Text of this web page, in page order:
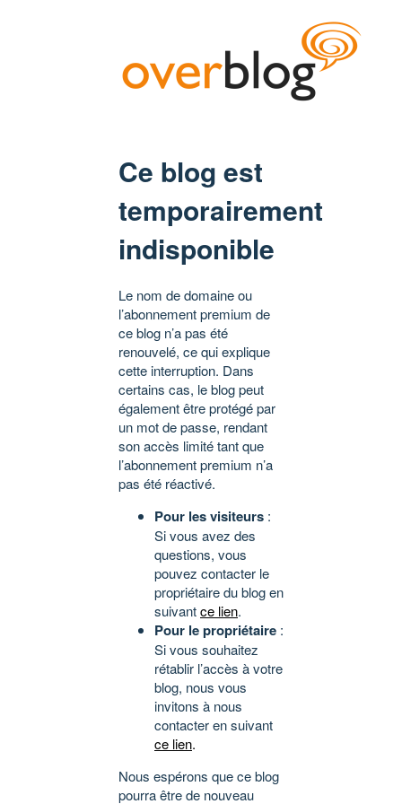
Ce blog est
temporairement
indisponible
Le nom de domaine ou
l’abonnement premium de
ce blog n’a pas été
renouvelé, ce qui explique
cette interruption. Dans
certains cas, le blog peut
également être protégé par
un mot de passe, rendant
son accès limité tant que
l’abonnement premium n’a
pas été réactivé.
Pour les visiteurs :
Si vous avez des
questions, vous
pouvez contacter le
propriétaire du blog en
suivantce lien.
Pour le propriétaire :
Si vous souhaitez
rétablir l’accès à votre
blog, nous vous
invitons à nous
contacter en suivant
ce lien.
Nous espérons que ce blog
pourra être de nouveau